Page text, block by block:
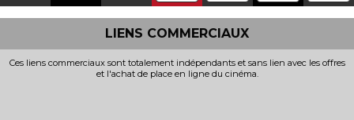
LIENS COMMERCIAUX
Ces liens commerciaux sont totalement indépendants et sans lien avec les offres
et l'achat de place en ligne du cinéma.